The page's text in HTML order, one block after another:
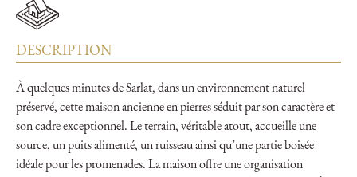
DESCRIPTION
À quelques minutes de Sarlat, dans un environnement naturel
préservé, cette maison ancienne en pierres séduit par son caractère et
son cadre exceptionnel. Le terrain, véritable atout, accueille une
source, un puits alimenté, un ruisseau ainsi qu’une partie boisée
idéale pour les promenades. La maison offre une organisation